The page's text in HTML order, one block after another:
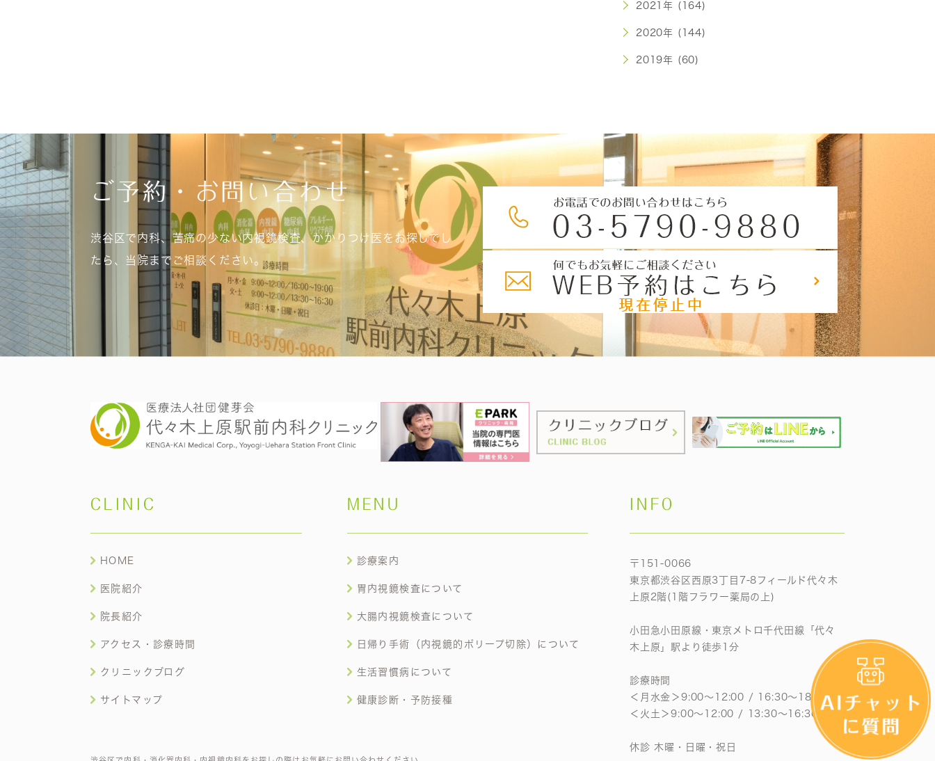
2021年 (164)
2020年 (144)
2019年 (60)
ご予約・お問い合わせ
渋谷区で内科、苦痛の少ない内視鏡検査、かかりつけ医をお探しでし
たら、当院までご相談ください。
CLINIC
HOME
医院紹介
院長紹介
アクセス・診療時間
クリニックブログ
サイトマップ
MENU
診療案内
胃内視鏡検査について
大腸内視鏡検査について
日帰り手術（内視鏡的ポリープ切除）について
生活習慣病について
健康診断・予防接種
INFO
〒151-0066
東京都渋谷区西原3丁目7-8フィールド代々木
上原2階(1階フラワー薬局の上)
小田急小田原線・東京メトロ千代田線「代々
木上原」駅より徒歩1分
診療時間
＜月水金＞9:00〜12:00 / 16:30〜18:30
＜火土＞9:00〜12:00 / 13:30〜16:30
休診 木曜・日曜・祝日